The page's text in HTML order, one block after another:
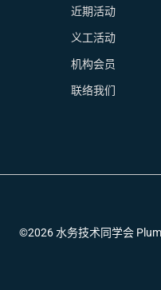
近期活动
义工活动
机构会员
联络我们
©2026 水务技术同学会